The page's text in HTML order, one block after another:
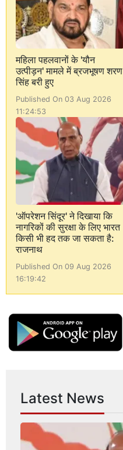
महिला पहलवानों के 'यौन
उत्पीड़न' मामले में ब्रजभूषण शरण
सिंह बरी हुए
Published On 03 Aug 2026
11:24:53
'ऑपरेशन सिंदूर' ने दिखाया कि
नागरिकों की सुरक्षा के लिए भारत
किसी भी हद तक जा सकता है:
राजनाथ
Published On 09 Aug 2026
16:19:42
Latest News